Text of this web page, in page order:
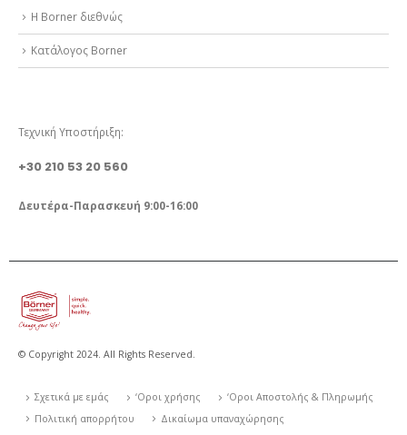
Η Borner διεθνώς
Κατάλογος Borner
Τεχνική Υποστήριξη:
+30 210 53 20 560
Δευτέρα-Παρασκευή 9:00-16:00
© Copyright 2024. All Rights Reserved.
Σχετικά με εμάς ‘Οροι χρήσης
‘Οροι Αποστολής & Πληρωμής
Πολιτική απορρήτου
Δικαίωμα υπαναχώρησης